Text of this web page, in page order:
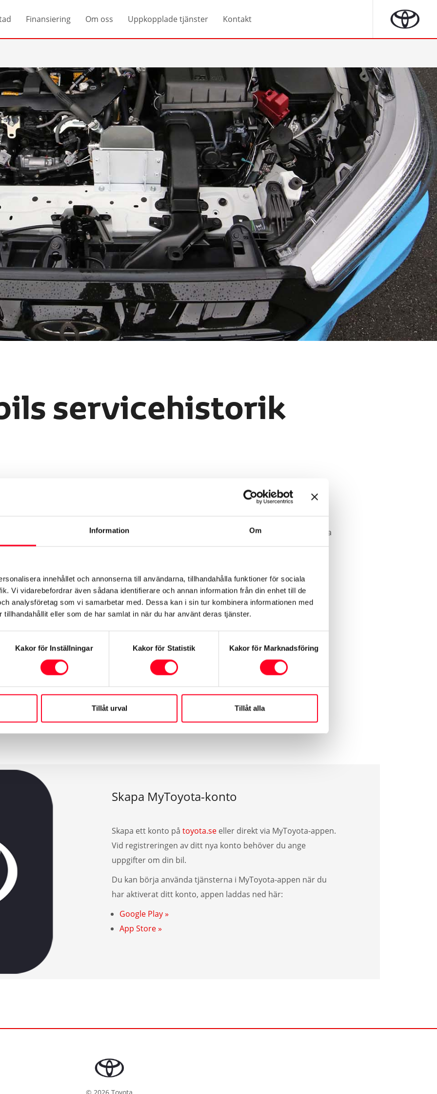
Information Om
innehållet och annonserna till användarna, tillhandahålla funktioner för sociala
Vi vidarebefordrar även sådana identifierare och annan information från din enhet till de
analysföretag som vi samarbetar med. Dessa kan i sin tur kombinera informationen med
tillhandahållit eller som de har samlat in när du har använt deras tjänster.
Kakor för Inställningar Kakor för Statistik Kakor för Marknadsföring
Tillåt urval Tillåt alla
Finansiering Om oss Uppkopplade tjänster Kontakt
servicehistorik
både din egen och tidigare ägares.
auktoriserade verkstäder sparas i MyToyota. Serviceuppgifterna läggs in i Toyotas
av den som utför servicen. Dessa uppgifter är kopplade till bilen, så om din bil haft andra
registrerade.
iMyToyota‑appen, medan övriga bilar kan se informationen via
.
i Toyota-appen, hur ser jag
häroch lägg in din bils chassinummer. När bilen verifierats enligt de instruktioner
du se din bils verkstadshistorik utan problem.
Skapa MyToyota-konto
Skapa ett konto på toyota.se eller direkt via MyToyota-appen.
Vid registreringen av ditt nya konto behöver du ange
uppgifter om din bil.
Du kan börja använda tjänsterna i MyToyota-appen när du
har aktiverat ditt konto, appen laddas ned här:
Google Play »
App Store »